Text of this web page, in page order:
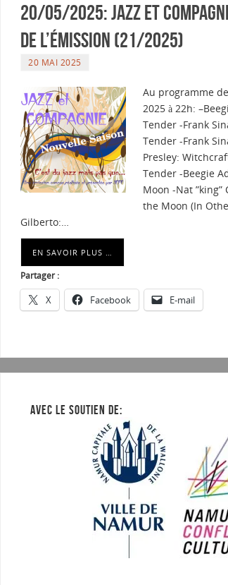
20/05/2025: Jazz et
de l’émission (21/2025)
20 MAI 2025
Au programme
2025 à 22h:
Tender -Frank
Tender -Frank
Presley:
Tender -Beegie
Moon -Nat ”king”
the Moon (In
Gilberto:…
EN SAVOIR PLUS …
Partager :
X Facebook E-mail
AVEC LE SOUTIEN DE: